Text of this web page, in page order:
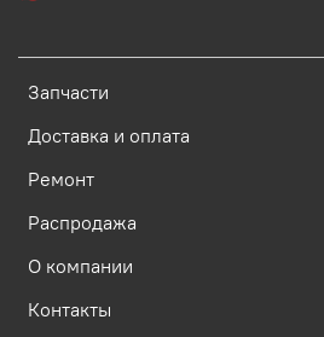
Запчасти
Доставка и оплата
Ремонт
Распродажа
О компании
Контакты